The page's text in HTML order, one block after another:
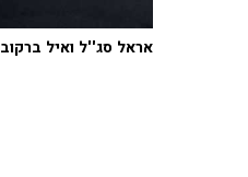
אראל סג''ל ואיל